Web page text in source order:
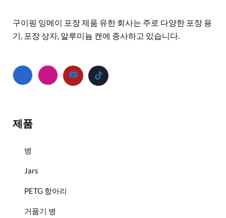
구이핑 잉메이 포장 제품 유한 회사는 주로 다양한 포장 용
기, 포장 상자, 알루미늄 캔에 종사하고 있습니다.
제품
병
Jars
PETG 항아리
거품기 병